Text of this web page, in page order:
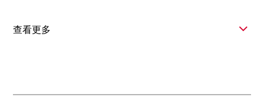
查看更多